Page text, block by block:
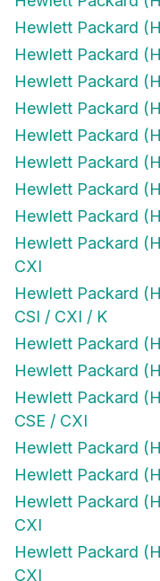
Hewlett Packard
Hewlett Packard
Hewlett Packard
Hewlett Packard
Hewlett Packard
Hewlett Packard
Hewlett Packard
Hewlett Packard
Hewlett Packard
Hewlett Packard
CSI / CXI / K
Hewlett Packard
Hewlett Packard
Hewlett Packard
CSE / CXI
Hewlett Packard
Hewlett Packard
Hewlett Packard
Hewlett Packard